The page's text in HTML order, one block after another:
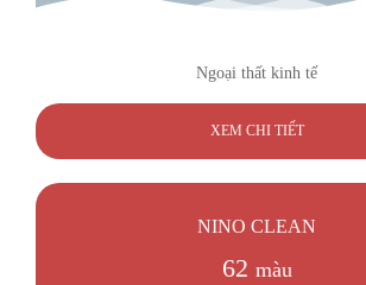
Ngoại thất kinh tế
XEM CHI TIẾT
NINO CLEAN
62 màu